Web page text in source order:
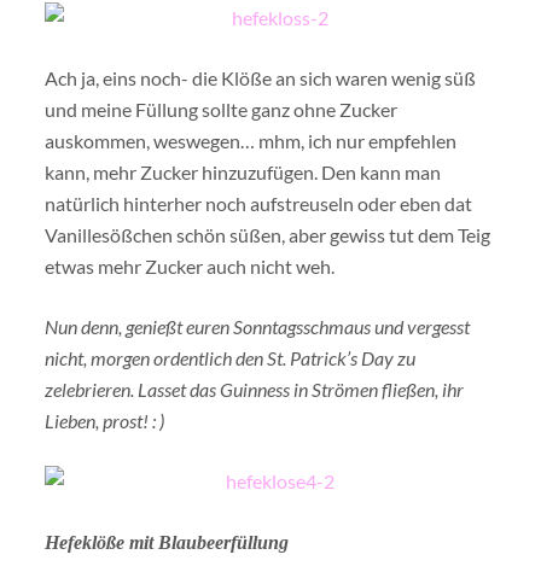
Ach ja, eins noch- die Klöße an sich waren wenig süß
und meine Füllung sollte ganz ohne Zucker
auskommen, weswegen… mhm, ich nur empfehlen
kann, mehr Zucker hinzuzufügen. Den kann man
natürlich hinterher noch aufstreuseln oder eben dat
Vanillesößchen schön süßen, aber gewiss tut dem Teig
etwas mehr Zucker auch nicht weh.
Nun denn, genießt euren Sonntagsschmaus und vergesst
nicht, morgen ordentlich den St. Patrick’s Day zu
zelebrieren. Lasset das Guinness in Strömen fließen, ihr
Lieben, prost! : )
Hefeklöße mit Blaubeerfüllung